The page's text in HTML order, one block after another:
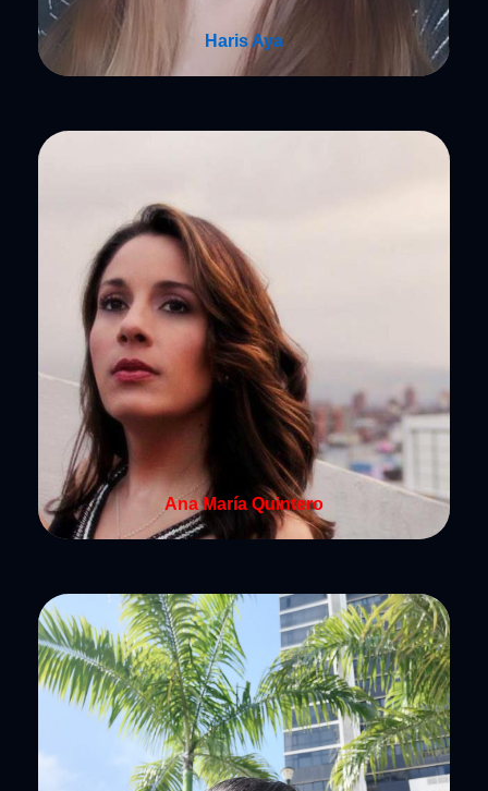
Haris Aya
Ana María Quintero